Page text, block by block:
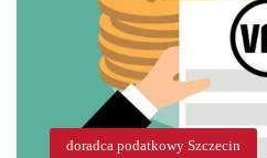
doradca podatkowy Szczecin